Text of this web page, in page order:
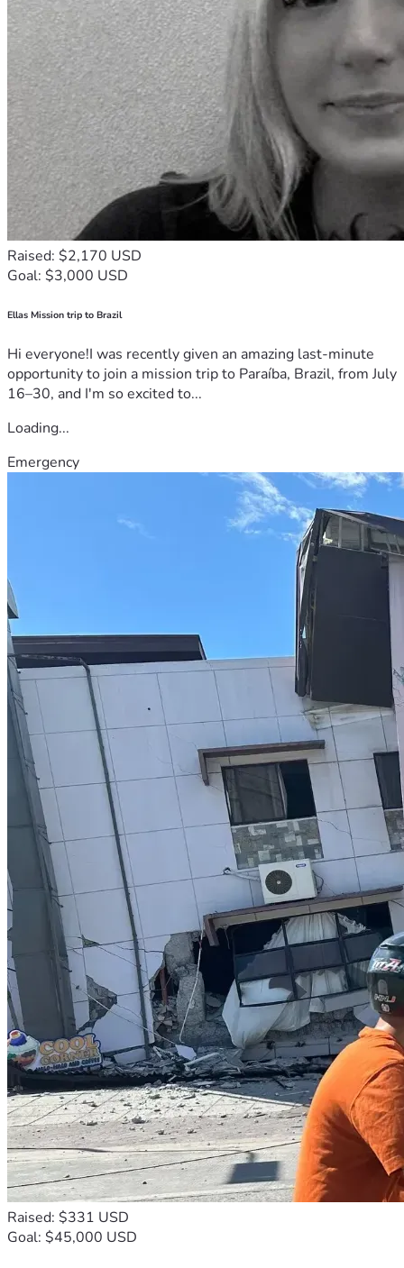
Raised: $2,170 USD
Goal: $3,000 USD
Ellas Mission trip to Brazil
Hi everyone!I was recently given an amazing last-minute
opportunity to join a mission trip to Paraíba, Brazil, from July
16–30, and I'm so excited to...
Loading...
Emergency
Raised: $331 USD
Goal: $45,000 USD